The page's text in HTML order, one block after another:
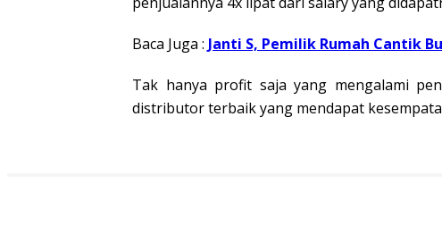
Baca Juga : Janti S, Pemilik Rumah Cantik
Tak hanya profit saja yang mengalami
distributor terbaik yang mendapat